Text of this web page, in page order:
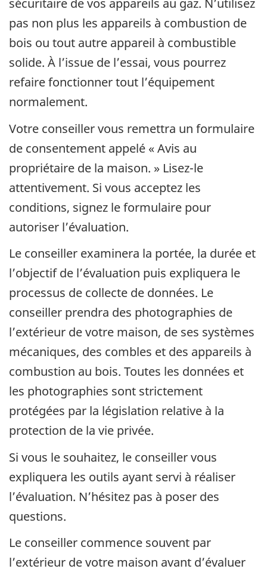
sécuritaire de vos appareils au gaz. N’utilisez
pas non plus les appareils à combustion de
bois ou tout autre appareil à combustible
solide. À l’issue de l’essai, vous pourrez
refaire fonctionner tout l’équipement
normalement.
Votre conseiller vous remettra un formulaire
de consentement appelé « Avis au
propriétaire de la maison. » Lisez-le
attentivement. Si vous acceptez les
conditions, signez le formulaire pour
autoriser l’évaluation.
Le conseiller examinera la portée, la durée et
l’objectif de l’évaluation puis expliquera le
processus de collecte de données. Le
conseiller prendra des photographies de
l’extérieur de votre maison, de ses systèmes
mécaniques, des combles et des appareils à
combustion au bois. Toutes les données et
les photographies sont strictement
protégées par la législation relative à la
protection de la vie privée.
Si vous le souhaitez, le conseiller vous
expliquera les outils ayant servi à réaliser
l’évaluation. N’hésitez pas à poser des
questions.
Le conseiller commence souvent par
l’extérieur de votre maison avant d’évaluer